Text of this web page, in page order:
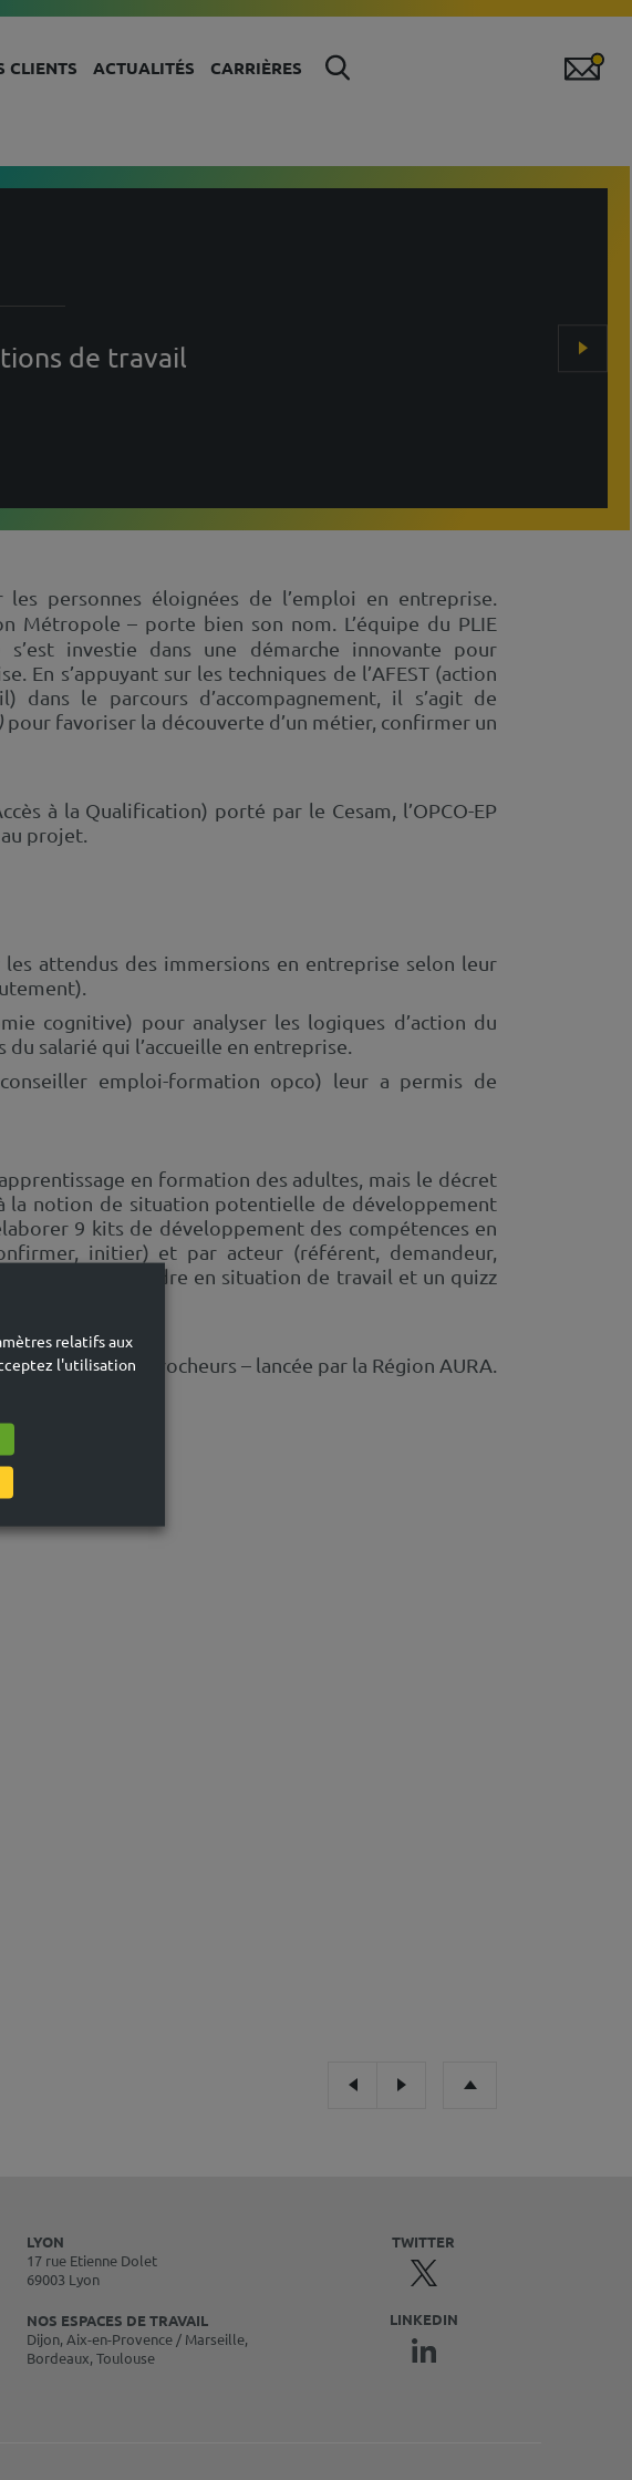
CLIENTS ACTUALITÉS CARRIÈRES
de travail
personnes éloignées de l’emploi en entreprise.
Métropole – porte bien son nom. L’équipe du PLIE
investie dans une démarche innovante pour
En s’appuyant sur les techniques de l’AFEST (action
le parcours d’accompagnement, il s’agit de
) pour favoriser la découverte d’un métier, confirmer un
à la Qualification) porté par le Cesam, l’OPCO-EP
projet.
attendus des immersions en entreprise selon leur
cognitive) pour analyser les logiques d’action du
salarié qui l’accueille en entreprise.
emploi-formation opco) leur a permis de
en formation des adultes, mais le décret
la notion de situation potentielle de développement
9 kits de développement des compétences en
initier) et par acteur (référent, demandeur,
pour apprendre en situation de travail et un quizz
les jeunes décrocheurs – lancée par la Région AURA.
LYON
17 rue Etienne Dolet
69003 Lyon
NOS ESPACES DE TRAVAIL
Dijon, Aix-en-Provence / Marseille,
Bordeaux, Toulouse
TWITTER
LINKEDIN
relatifs aux
l'utilisation